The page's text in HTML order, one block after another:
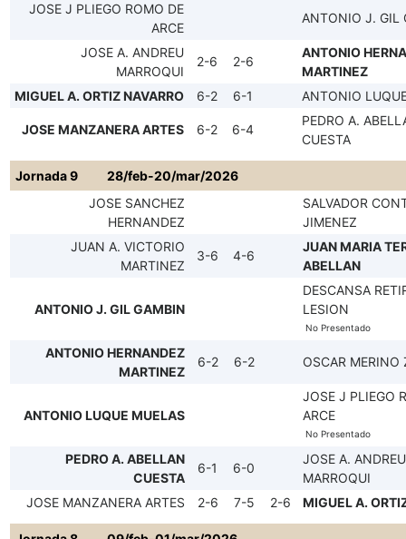
JOSE J PLIEGO ROMO DE
ARCE
ANTONIO J. GIL
JOSE A. ANDREU
MARROQUI
2-6 2-6
ANTONIO
MARTINEZ
MIGUEL A. ORTIZ NAVARRO
6-2 6-1 ANTONIO
JOSE MANZANERA ARTES 6-2 6-4
PEDRO A.
CUESTA
Jornada 9
28/feb-20/mar/2026
JOSE SANCHEZ
HERNANDEZ
SALVADOR
JIMENEZ
JUAN A. VICTORIO
MARTINEZ
3-6 4-6
JUAN MARIA
ABELLAN
ANTONIO J. GIL GAMBIN
DESCANSA
LESION
No Presentado
ANTONIO HERNANDEZ
MARTINEZ
6-2 6-2 OSCAR MERINO
ANTONIO LUQUE MUELAS
JOSE J PLIEGO
ARCE
No Presentado
PEDRO A. ABELLAN
CUESTA
6-1 6-0
JOSE A. ANDREU
MARROQUI
JOSE MANZANERA ARTES
2-6 7-5 2-6 MIGUEL A.